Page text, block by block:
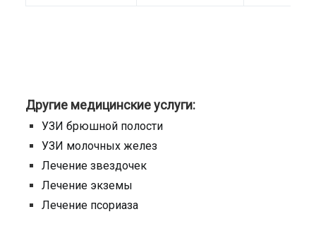
Другие медицинские услуги:
УЗИ брюшной полости
УЗИ молочных желез
Лечение звездочек
Лечение экземы
Лечение псориаза